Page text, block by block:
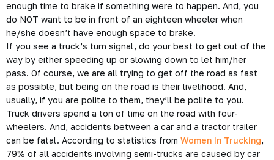
enough time to brake if something were to happen. And, you
do NOT want to be in front of an eighteen wheeler when
he/she doesn’t have enough space to brake.
If you see a truck’s turn signal, do your best to get out of the
way by either speeding up or slowing down to let him/her
pass. Of course, we are all trying to get off the road as fast
as possible, but being on the road is their livelihood. And,
usually, if you are polite to them, they’ll be polite to you.
Truck drivers spend a ton of time on the road with four-
wheelers. And, accidents between a car and a tractor trailer
can be fatal. According to statistics from Women In Trucking,
79% of all accidents involving semi-trucks are caused by car